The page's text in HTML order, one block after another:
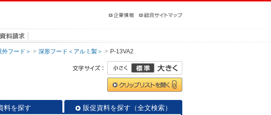
フード＞ 深形フード＜アルミ製＞ P-13VA2
料を探す 販促資料を探す（全文検索）